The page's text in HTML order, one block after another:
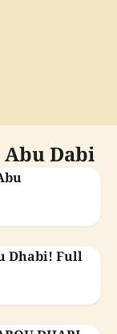
Dabi
Dhabi! Full